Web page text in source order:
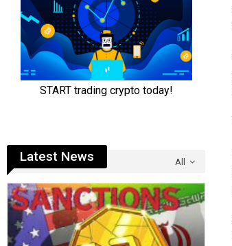
All
Latest News